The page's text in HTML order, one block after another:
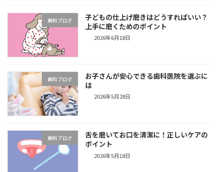
歯科ブログ
子どもの仕上げ磨きはどうすればいい？
上手に磨くためのポイント
2026年6月18日
歯科ブログ
お子さんが安心できる歯科医院を選ぶに
は
2026年5月28日
歯科ブログ
舌を磨いてお口を清潔に！正しいケアの
ポイント
2026年5月18日